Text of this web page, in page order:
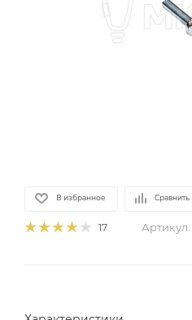
В избранное Сравнить
17 Артикул: